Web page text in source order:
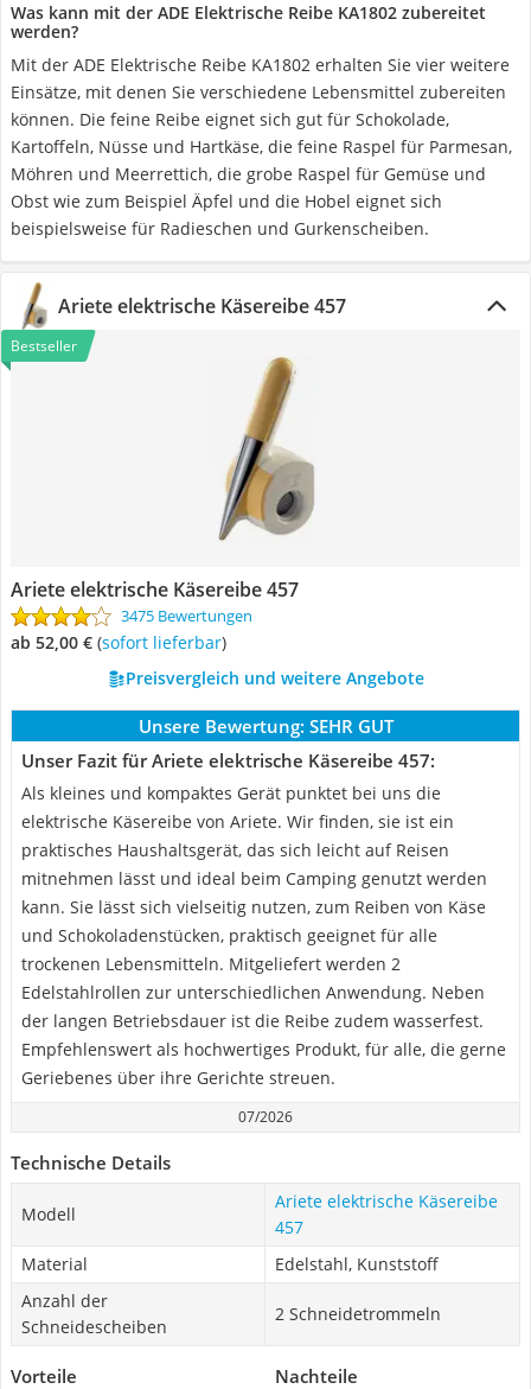
Was kann mit der ADE Elektrische Reibe KA1802 zubereitet
werden?
Mit der ADE Elektrische Reibe KA1802 erhalten Sie vier weitere
Einsätze, mit denen Sie verschiedene Lebensmittel zubereiten
können. Die feine Reibe eignet sich gut für Schokolade,
Kartoffeln, Nüsse und Hartkäse, die feine Raspel für Parmesan,
Möhren und Meerrettich, die grobe Raspel für Gemüse und
Obst wie zum Beispiel Äpfel und die Hobel eignet sich
beispielsweise für Radieschen und Gurkenscheiben.
Ariete elektrische Käsereibe 457
Bestseller
Ariete elektrische Käsereibe 457
3475 Bewertungen
ab 52,00 € ( Sofort lieferbar)
Preisvergleich und weitere Angebote
Unsere Bewertung: SEHR GUT
Unser Fazit für Ariete elektrische Käsereibe 457:
Als kleines und kompaktes Gerät punktet bei uns die
elektrische Käsereibe von Ariete. Wir finden, sie ist ein
praktisches Haushaltsgerät, das sich leicht auf Reisen
mitnehmen lässt und ideal beim Camping genutzt werden
kann. Sie lässt sich vielseitig nutzen, zum Reiben von Käse
und Schokoladenstücken, praktisch geeignet für alle
trockenen Lebensmitteln. Mitgeliefert werden 2
Edelstahlrollen zur unterschiedlichen Anwendung. Neben
der langen Betriebsdauer ist die Reibe zudem wasserfest.
Empfehlenswert als hochwertiges Produkt, für alle, die gerne
Geriebenes über ihre Gerichte streuen.
07/2026
Technische Details
Modell
Ariete elektrische Käsereibe
457
Material
Edelstahl, Kunststoff
Anzahl der
Schneidescheiben
2 Schneidetrommeln
Vorteile Nachteile